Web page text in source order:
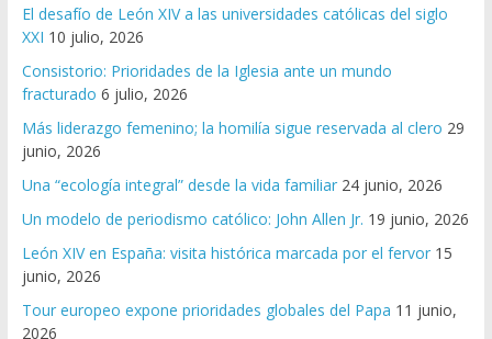
El desafío de León XIV a las universidades católicas del siglo
XXI 10 julio, 2026
Consistorio: Prioridades de la Iglesia ante un mundo
fracturado 6 julio, 2026
Más liderazgo femenino; la homilía sigue reservada al clero 29
junio, 2026
Una “ecología integral” desde la vida familiar 24 junio, 2026
Un modelo de periodismo católico: John Allen Jr. 19 junio, 2026
León XIV en España: visita histórica marcada por el fervor 15
junio, 2026
Tour europeo expone prioridades globales del Papa 11 junio,
2026